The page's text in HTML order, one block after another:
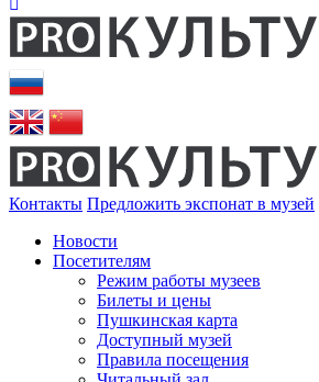
Контакты Предложить экспонат в музей
Новости
Посетителям
Режим работы музеев
Билеты и цены
Пушкинская карта
Доступный музей
Правила посещения